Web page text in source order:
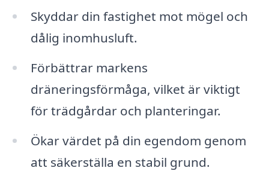
Skyddar din fastighet mot mögel och
dålig inomhusluft.
Förbättrar markens
dräneringsförmåga, vilket är viktigt
för trädgårdar och planteringar.
Ökar värdet på din egendom genom
att säkerställa en stabil grund.